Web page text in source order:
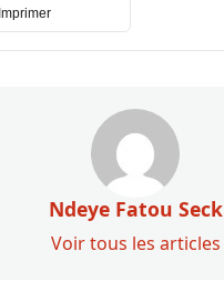
Imprimer
Ndeye Fatou Seck
Voir tous les articles